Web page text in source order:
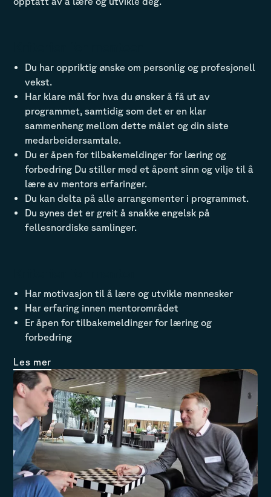
Du har oppriktig ønske om personlig og profesjonell
vekst.
Har klare mål for hva du ønsker å få ut av
programmet, samtidig som det er en klar
sammenheng mellom dette målet og din siste
medarbeidersamtale.
Du er åpen for tilbakemeldinger for læring og
forbedring Du stiller med et åpent sinn og vilje til å
lære av mentors erfaringer.
Du kan delta på alle arrangementer i programmet.
Du synes det er greit å snakke engelsk på
fellesnordiske samlinger.
Har motivasjon til å lære og utvikle mennesker
Har erfaring innen mentorområdet
Er åpen for tilbakemeldinger for læring og
forbedring
Les mer